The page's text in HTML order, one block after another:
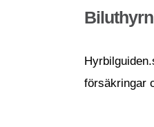
försäkringar